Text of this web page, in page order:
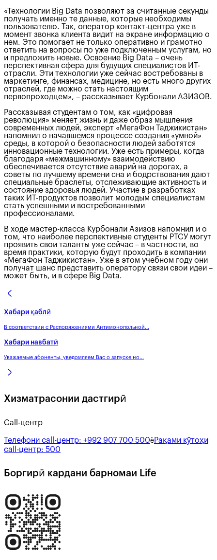
«Технологии Big Data позволяют за считанные секунды
получать именно те данные, которые необходимы
пользователю. Так, оператор контакт-центра уже в
момент звонка клиента видит на экране информацию о
нем. Это помогает не только оперативно и грамотно
ответить на вопросы по уже подключенным услугам, но
и предложить новые. Освоение Big Data – очень
перспективная сфера для будущих специалистов ИТ-
отрасли. Эти технологии уже сейчас востребованы в
маркетинге, финансах, медицине, но есть много других
отраслей, где можно стать настоящим
первопроходцем», – рассказывает Курбонали АЗИЗОВ.
Рассказывая студентам о том, как «цифровая
революция» меняет жизнь и даже образ мышления
современных людей, эксперт «МегаФон Таджикистан»
напомнил о начавшемся процессе создания «умной»
среды, в которой о безопасности людей заботятся
инновационные технологии. Уже есть примеры, когда
благодаря «межмашинному» взаимодействию
обеспечивается отсутствие аварий на дорогах, а
советы по лучшему времени сна и бодрствования дают
специальные браслеты, отслеживающие активность и
состояние здоровья людей. Участие в разработках
таких ИТ-продуктов позволит молодым специалистам
стать успешными и востребованными
профессионалами.
В ходе мастер-класса Курбонали Азизов напомнил и о
том, что наиболее перспективные студенты РТСУ могут
проявить свои таланты уже сейчас – в частности, во
время практики, которую будут проходить в компании
«МегаФон Таджикистан». Уже в этом учебном году они
получат шанс представить оператору связи свои идеи –
может быть, и в сфере Big Data.
Хабари қаблӣ
В соответствии с Распоряжениями Антимонопольной...
Хабари навбатӣ
Уважаемые абоненты, уведомляем Вас о запуске но...
Хизматрасонии дастгирӣ
Call-центр
Телефони call-центр: +992 907 700 500ёРақами кӯтоҳи
call-центр: 500
Боргирӣ кардани барномаи Life